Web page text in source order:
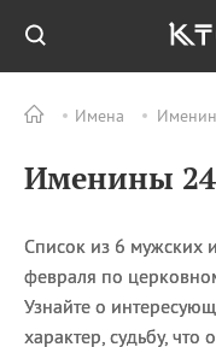
Имена
Именины 24
Список из 6 мужских
февраля по
Узнайте о
характер, судьбу,